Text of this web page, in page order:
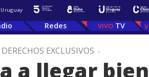
Uruguay
Redes TV
DERECHOS EXCLUSIVOS .
a llegar